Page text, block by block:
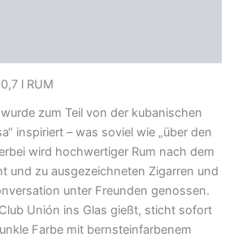
l RUM
zum Teil von der kubanischen
inspiriert – was soviel wie „über den
wird hochwertiger Rum nach dem
und zu ausgezeichneten Zigarren und
unter Freunden genossen.
Unión ins Glas gießt, sticht sofort
Farbe mit bernsteinfarbenem